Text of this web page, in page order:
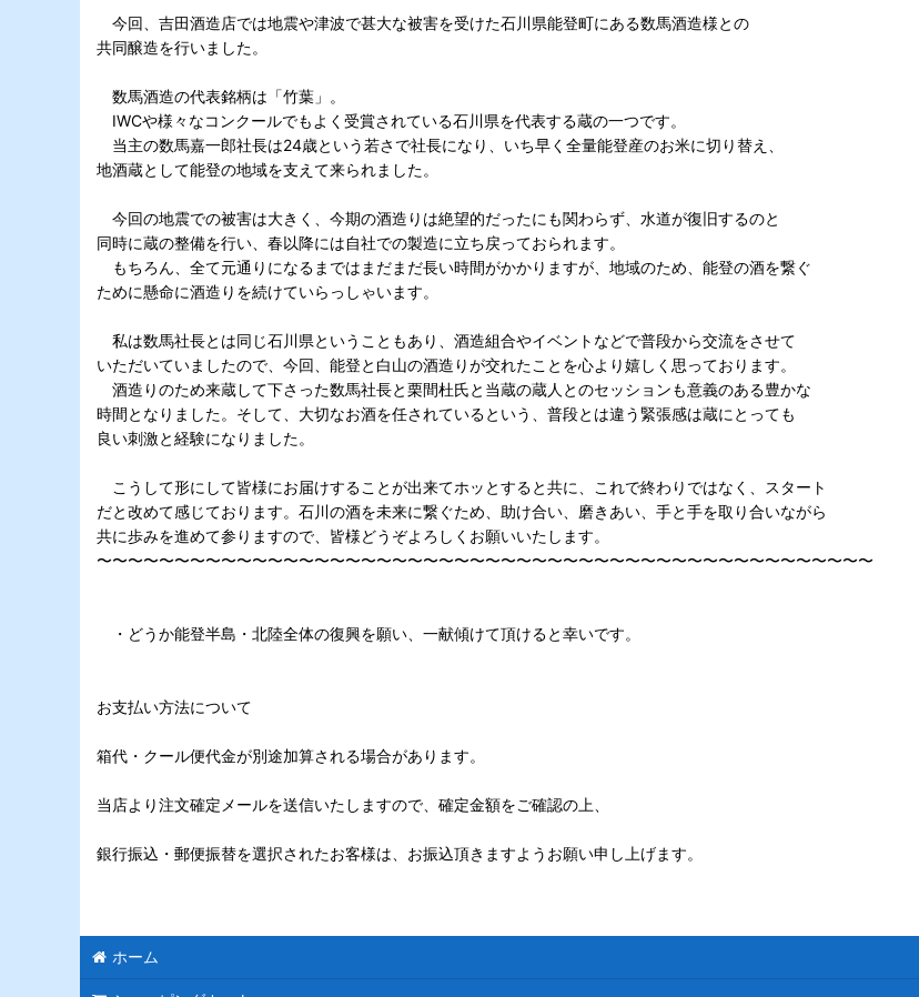
今回、吉田酒造店では地震や津波で甚大な被害を受けた石川県能登町にある数馬酒造様との
共同醸造を行いました。
数馬酒造の代表銘柄は「竹葉」。
IWCや様々なコンクールでもよく受賞されている石川県を代表する蔵の一つです。
当主の数馬嘉一郎社長は24歳という若さで社長になり、いち早く全量能登産のお米に切り替え、
地酒蔵として能登の地域を支えて来られました。
今回の地震での被害は大きく、今期の酒造りは絶望的だったにも関わらず、水道が復旧するのと
同時に蔵の整備を行い、春以降には自社での製造に立ち戻っておられます。
もちろん、全て元通りになるまではまだまだ長い時間がかかりますが、地域のため、能登の酒を繋ぐ
ために懸命に酒造りを続けていらっしゃいます。
私は数馬社長とは同じ石川県ということもあり、酒造組合やイベントなどで普段から交流をさせて
いただいていましたので、今回、能登と白山の酒造りが交れたことを心より嬉しく思っております。
酒造りのため来蔵して下さった数馬社長と栗間杜氏と当蔵の蔵人とのセッションも意義のある豊かな
時間となりました。そして、大切なお酒を任されているという、普段とは違う緊張感は蔵にとっても
良い刺激と経験になりました。
こうして形にして皆様にお届けすることが出来てホッとすると共に、これで終わりではなく、スタート
だと改めて感じております。石川の酒を未来に繋ぐため、助け合い、磨きあい、手と手を取り合いながら
共に歩みを進めて参りますので、皆様どうぞよろしくお願いいたします。
〜〜〜〜〜〜〜〜〜〜〜〜〜〜〜〜〜〜〜〜〜〜〜〜〜〜〜〜〜〜〜〜〜〜〜〜〜〜〜〜〜〜〜〜〜〜〜〜〜〜
・どうか能登半島・北陸全体の復興を願い、一献傾けて頂けると幸いです。
お支払い方法について
箱代・クール便代金が別途加算される場合があります。
当店より注文確定メールを送信いたしますので、確定金額をご確認の上、
銀行振込・郵便振替を選択されたお客様は、お振込頂きますようお願い申し上げます。
ホーム